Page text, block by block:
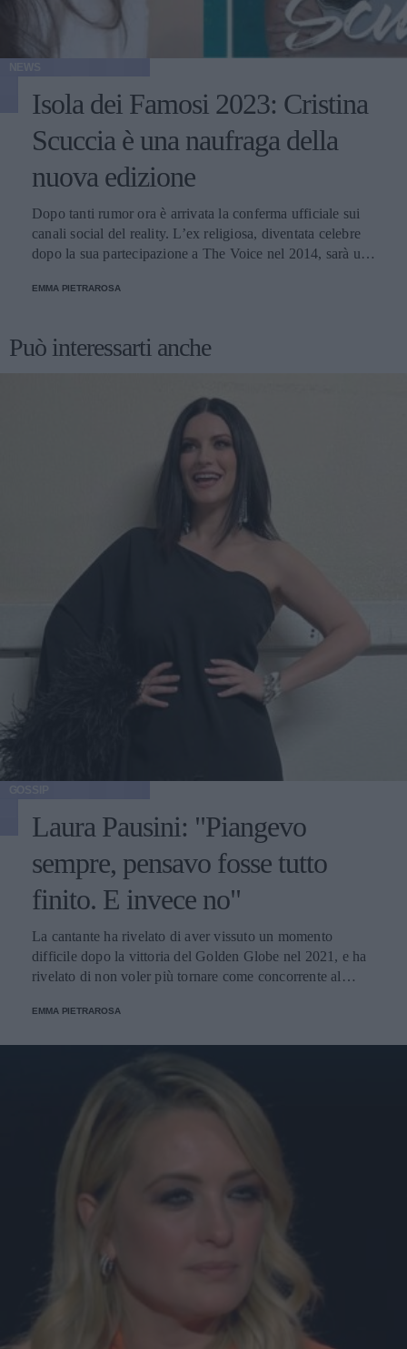
Isola dei Famosi 2023: Cristina
Scuccia è una naufraga della
nuova edizione
Dopo tanti rumor ora è arrivata la conferma ufficiale sui
canali social del reality. L’ex religiosa, diventata celebre
dopo la sua partecipazione a The Voice nel 2014, sarà una
EMMA PIETRAROSA
Può interessarti anche
Laura Pausini: "Piangevo
sempre, pensavo fosse tutto
finito. E invece no"
La cantante ha rivelato di aver vissuto un momento
difficile dopo la vittoria del Golden Globe nel 2021, e ha
rivelato di non voler più tornare come concorrente al
EMMA PIETRAROSA